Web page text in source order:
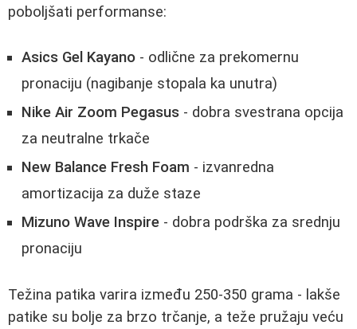
poboljšati performanse:
Asics Gel Kayano - odlične za prekomernu
pronaciju (nagibanje stopala ka unutra)
Nike Air Zoom Pegasus - dobra svestrana opcija
za neutralne trkače
New Balance Fresh Foam - izvanredna
amortizacija za duže staze
Mizuno Wave Inspire - dobra podrška za srednju
pronaciju
Težina patika varira između 250-350 grama - lakše
patike su bolje za brzo trčanje, a teže pružaju veću